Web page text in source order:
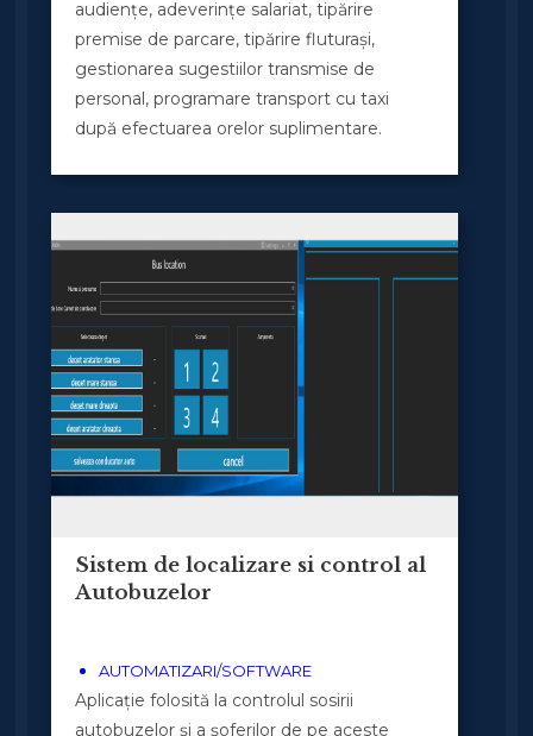
audiențe, adeverințe salariat, tipărire
premise de parcare, tipărire fluturași,
gestionarea sugestiilor transmise de
personal, programare transport cu taxi
după efectuarea orelor suplimentare.
Sistem de localizare si control al
Autobuzelor
AUTOMATIZARI/SOFTWARE
Aplicație folosită la controlul sosirii
autobuzelor și a șoferilor de pe aceste